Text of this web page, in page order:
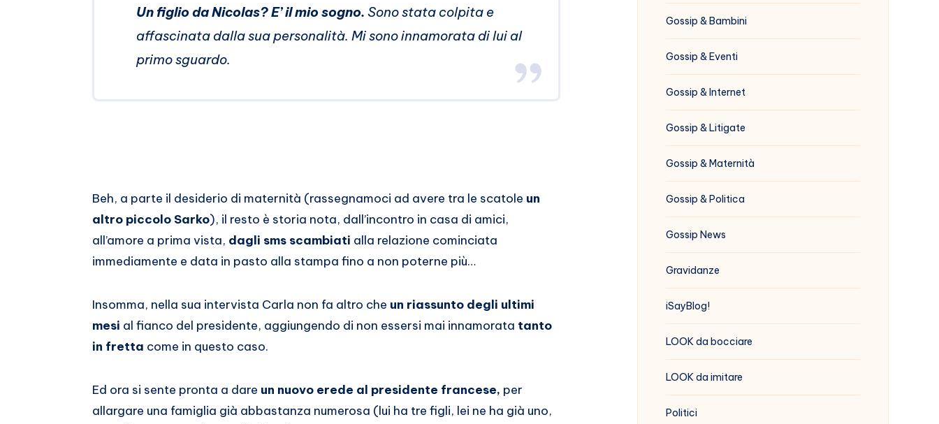
Un figlio da Nicolas? E’ il mio sogno. Sono stata colpita e
affascinata dalla sua personalità. Mi sono innamorata di lui al
primo sguardo.
Beh, a parte il desiderio di maternità (rassegnamoci ad avere tra le scatole un
altro piccolo Sarko), il resto è storia nota, dall’incontro in casa di amici,
all’amore a prima vista, dagli sms scambiati alla relazione cominciata
immediamente e data in pasto alla stampa fino a non poterne più…
Insomma, nella sua intervista Carla non fa altro che un riassunto degli ultimi
mesi al fianco del presidente, aggiungendo di non essersi mai innamorata tanto
in fretta come in questo caso.
Ed ora si sente pronta a dare un nuovo erede al presidente francese, per
allargare una famiglia già abbastanza numerosa (lui ha tre figli, lei ne ha già uno,
Gossip & Bambini
Gossip & Eventi
Gossip & Internet
Gossip & Litigate
Gossip & Maternità
Gossip & Politica
Gossip News
Gravidanze
iSayBlog!
LOOK da bocciare
LOOK da imitare
Politici